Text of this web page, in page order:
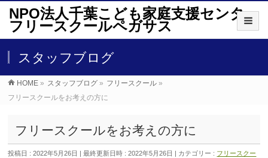
NPO法人千葉こども家庭支援センター
フリースクールペガサス
スタッフブログ
HOME » スタッフブログ » フリースクール »
フリースクールをお考えの方に
フリースクールをお考えの方に
投稿日 : 2022年5月26日 最終更新日時 : 2022年5月26日 カテゴリー : フリースクー